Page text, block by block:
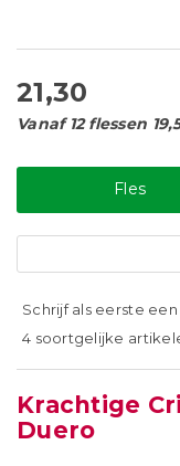
21,30
Vanaf 12 flessen
Fles
Schrijf als eerste
4 soortgelijke
Krachtige
Duero